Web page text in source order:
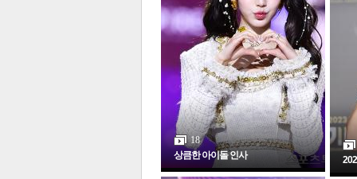
인
18
상큼한 아이돌 인사